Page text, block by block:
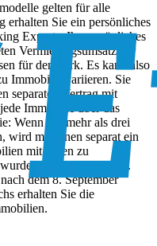
gelten für alle
erhalten Sie ein persönliches
Experts. Ihr persönliches
Vermietungsumsatz der
für den Park. Es kann also
Immobilie variieren. Sie
separaten Vertrag mit
Immobilie über das
Wenn Sie mehr als drei
wird mit Ihnen separat ein
mit Ihnen zu
bereits vor dem 8.
dem 8. September
erhalten Sie die